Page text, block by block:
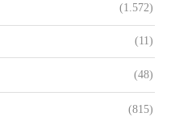
(1.572)
(11)
(48)
(815)